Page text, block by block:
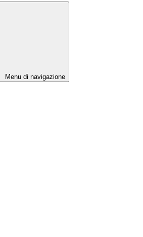
Menu di navigazione